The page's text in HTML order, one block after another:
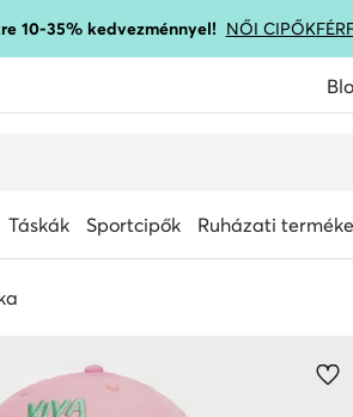
10-35% kedvezménnyel! NŐI CIPŐK
Táskák Sportcipők Ruházati